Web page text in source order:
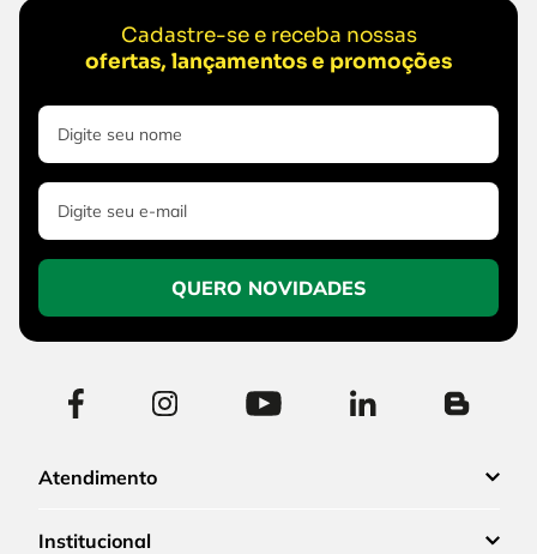
Cadastre-se e receba nossas
ofertas, lançamentos e promoções
QUERO NOVIDADES
Atendimento
Institucional